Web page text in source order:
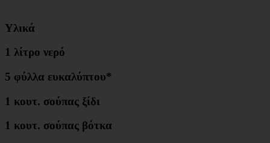
Υλικά
1 λίτρο νερό
5 φύλλα ευκαλύπτου*
1 κουτ. σούπας ξίδι
1 κουτ. σούπας βότκα